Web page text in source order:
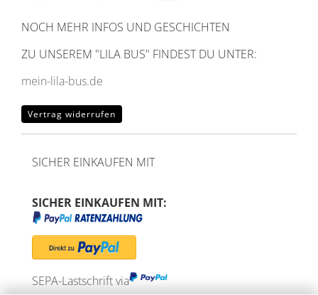
NOCH MEHR INFOS UND GESCHICHTEN
ZU UNSEREM "LILA BUS" FINDEST DU UNTER:
mein-lila-bus.de
Vertrag widerrufen
SICHER EINKAUFEN MIT
SICHER EINKAUFEN MIT:
SEPA-Lastschrift via